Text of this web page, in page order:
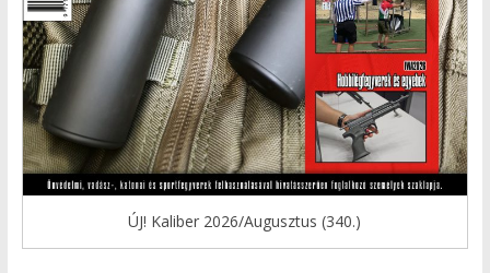
ÚJ! Kaliber 2026/Augusztus (340.)